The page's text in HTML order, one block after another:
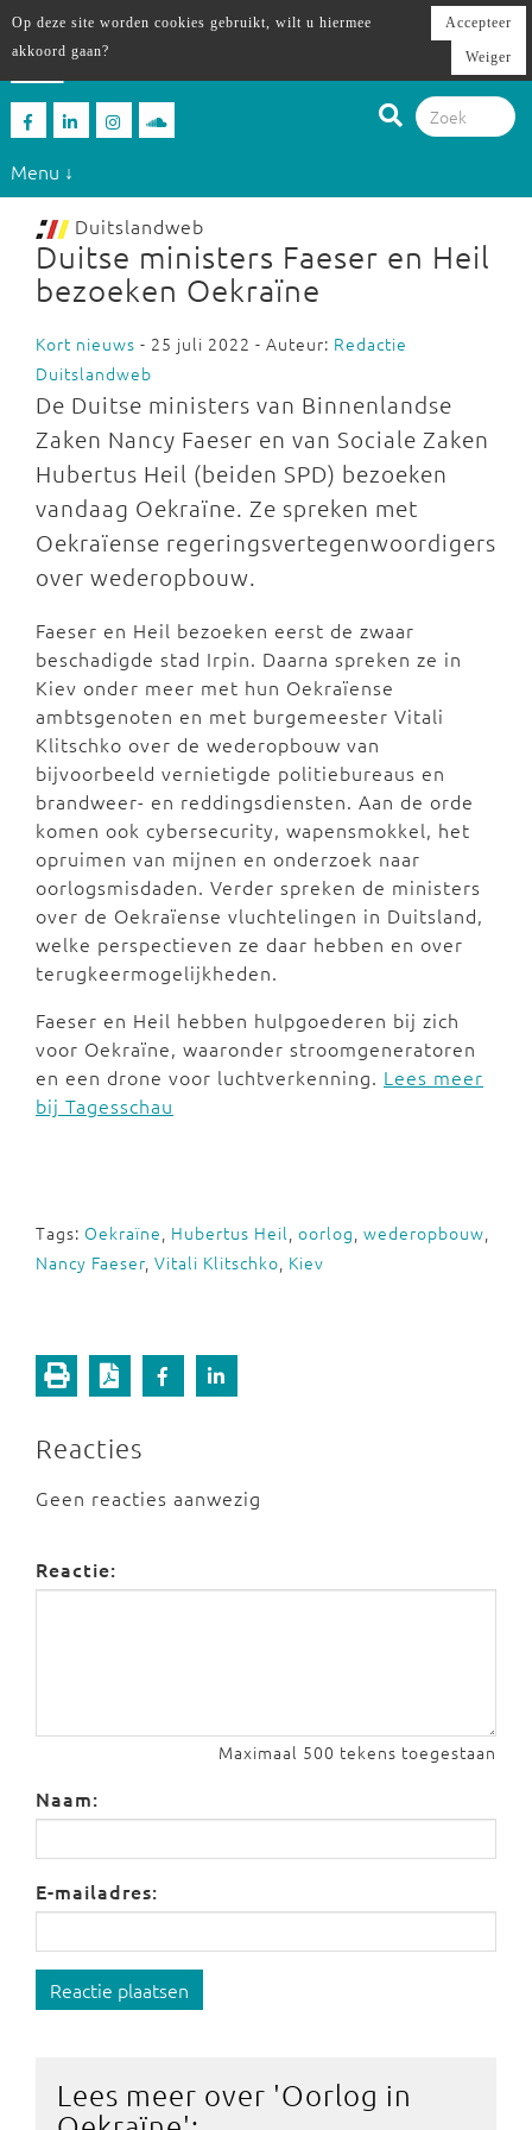
Menu ↓
Duitslandweb
Duitse ministers Faeser en Heil
bezoeken Oekraïne
Kort nieuws - 25 juli 2022 - Auteur: Redactie
Duitslandweb
De Duitse ministers van Binnenlandse
Zaken Nancy Faeser en van Sociale Zaken
Hubertus Heil (beiden SPD) bezoeken
vandaag Oekraïne. Ze spreken met
Oekraïense regeringsvertegenwoordigers
over wederopbouw.
Faeser en Heil bezoeken eerst de zwaar
beschadigde stad Irpin. Daarna spreken ze in
Kiev onder meer met hun Oekraïense
ambtsgenoten en met burgemeester Vitali
Klitschko over de wederopbouw van
bijvoorbeeld vernietigde politiebureaus en
brandweer- en reddingsdiensten. Aan de orde
komen ook cybersecurity, wapensmokkel, het
opruimen van mijnen en onderzoek naar
oorlogsmisdaden. Verder spreken de ministers
over de Oekraïense vluchtelingen in Duitsland,
welke perspectieven ze daar hebben en over
terugkeermogelijkheden.
Faeser en Heil hebben hulpgoederen bij zich
voor Oekraïne, waaronder stroomgeneratoren
en een drone voor luchtverkenning. Lees meer
bij Tagesschau
Tags: Oekraïne, Hubertus Heil, oorlog, wederopbouw,
Nancy Faeser, Vitali Klitschko, Kiev
Reacties
Geen reacties aanwezig
Reactie:
Maximaal 500 tekens toegestaan
Naam:
E-mailadres:
Reactie plaatsen
Lees meer over 'Oorlog in
Op deze site worden cookies gebruikt, wilt u hiermee
akkoord gaan?
Accepteer
Weiger